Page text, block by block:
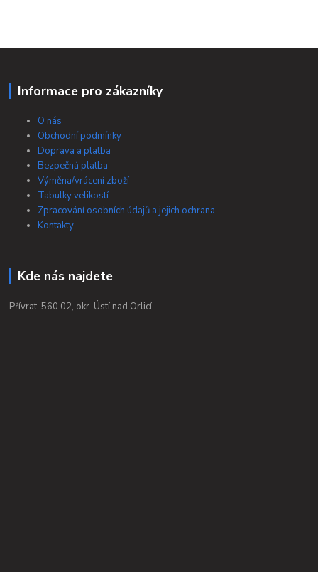
Informace pro zákazníky
O nás
Obchodní podmínky
Doprava a platba
Bezpečná platba
Výměna/vrácení zboží
Tabulky velikostí
Zpracování osobních údajů a jejich ochrana
Kontakty
Kde nás najdete
Přívrat, 560 02, okr. Ústí nad Orlicí